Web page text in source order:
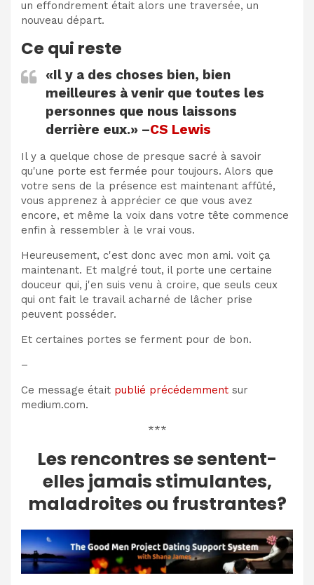
un effondrement était alors une traversée, un
nouveau départ.
Ce qui reste
«Il y a des choses bien, bien
meilleures à venir que toutes les
personnes que nous laissons
derrière eux.» –CS Lewis
Il y a quelque chose de presque sacré à savoir
qu'une porte est fermée pour toujours. Alors que
votre sens de la présence est maintenant affûté,
vous apprenez à apprécier ce que vous avez
encore, et même la voix dans votre tête commence
enfin à ressembler à le vrai vous.
Heureusement, c'est donc avec mon ami. voit ça
maintenant. Et malgré tout, il porte une certaine
douceur qui, j'en suis venu à croire, que seuls ceux
qui ont fait le travail acharné de lâcher prise
peuvent posséder.
Et certaines portes se ferment pour de bon.
–
Ce message était publié précédemment sur
medium.com.
***
Les rencontres se sentent-
elles jamais stimulantes,
maladroites ou frustrantes?